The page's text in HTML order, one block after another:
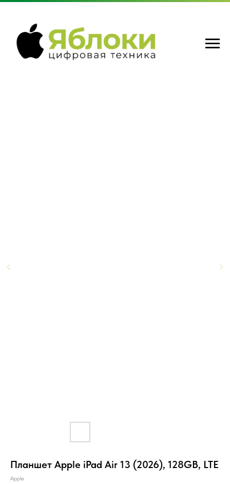
Планшет Apple iPad Air 13 (2026), 128GB, LTE
Apple